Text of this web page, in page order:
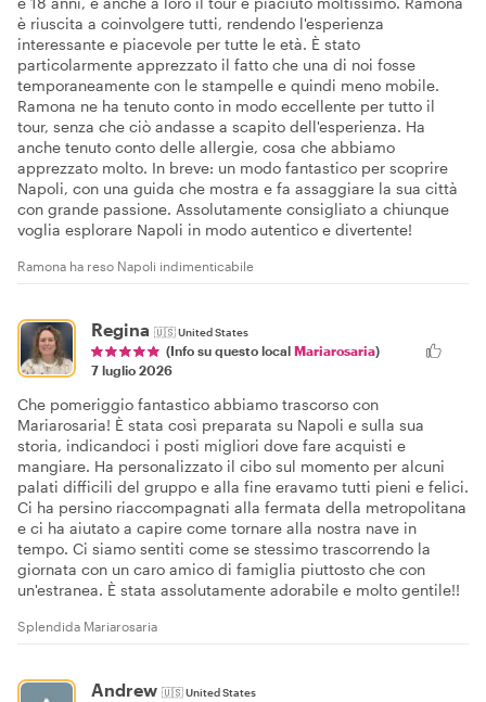
è riuscita a coinvolgere tutti, rendendo l'esperienza
interessante e piacevole per tutte le età. È stato
particolarmente apprezzato il fatto che una di noi fosse
temporaneamente con le stampelle e quindi meno mobile.
Ramona ne ha tenuto conto in modo eccellente per tutto il
tour, senza che ciò andasse a scapito dell'esperienza. Ha
anche tenuto conto delle allergie, cosa che abbiamo
apprezzato molto. In breve: un modo fantastico per scoprire
Napoli, con una guida che mostra e fa assaggiare la sua città
con grande passione. Assolutamente consigliato a chiunque
voglia esplorare Napoli in modo autentico e divertente!
Ramona ha reso Napoli indimenticabile
Regina 🇺🇸United States
(Info su questo local Mariarosaria)
7 luglio 2026
Che pomeriggio fantastico abbiamo trascorso con
Mariarosaria! È stata così preparata su Napoli e sulla sua
storia, indicandoci i posti migliori dove fare acquisti e
mangiare. Ha personalizzato il cibo sul momento per alcuni
palati difficili del gruppo e alla fine eravamo tutti pieni e felici.
Ci ha persino riaccompagnati alla fermata della metropolitana
e ci ha aiutato a capire come tornare alla nostra nave in
tempo. Ci siamo sentiti come se stessimo trascorrendo la
giornata con un caro amico di famiglia piuttosto che con
un'estranea. È stata assolutamente adorabile e molto gentile!!
Splendida Mariarosaria
Andrew 🇺🇸United States